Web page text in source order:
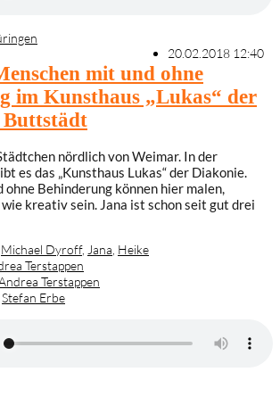
20.02.2018 12:40
mit und ohne
im Kunsthaus „Lukas“ der
nördlich von Weimar. In der
es das „Kunsthaus Lukas“ der Diakonie.
ohne Behinderung können hier malen,
kreativ sein. Jana ist schon seit gut drei
Michael Dyroff, Jana Heike
Terstappen
Terstappen
Stefan Erbe